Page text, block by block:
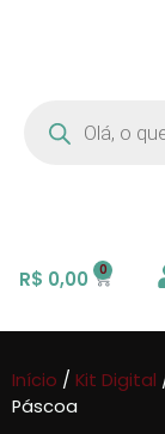
R$ 0,00
Início / Kit Digital
Páscoa